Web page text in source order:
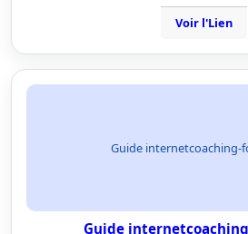
Voir l'Lien
Guide internetcoaching-
Guide